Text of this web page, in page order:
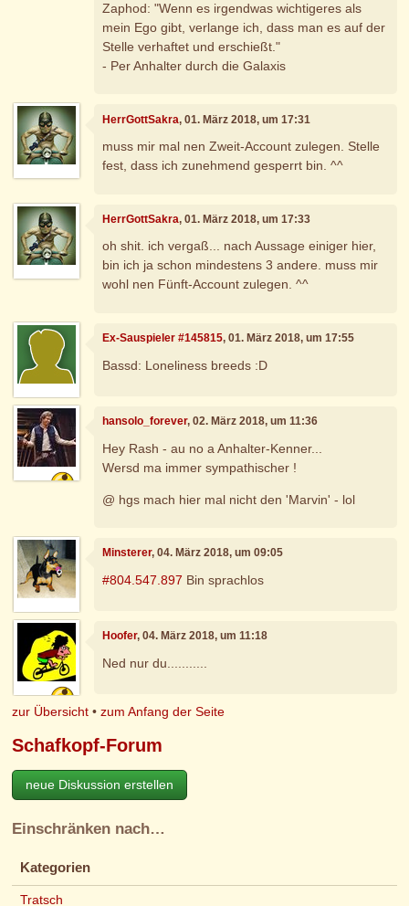
Zaphod: "Wenn es irgendwas wichtigeres als
mein Ego gibt, verlange ich, dass man es auf der
Stelle verhaftet und erschießt."
- Per Anhalter durch die Galaxis
HerrGottSakra, 01. März 2018, um 17:31
muss mir mal nen Zweit-Account zulegen. Stelle
fest, dass ich zunehmend gesperrt bin. ^^
HerrGottSakra, 01. März 2018, um 17:33
oh shit. ich vergaß... nach Aussage einiger hier,
bin ich ja schon mindestens 3 andere. muss mir
wohl nen Fünft-Account zulegen. ^^
Ex-Sauspieler #145815, 01. März 2018, um 17:55
Bassd: Loneliness breeds :D
hansolo_forever, 02. März 2018, um 11:36
Hey Rash - au no a Anhalter-Kenner...
Wersd ma immer sympathischer !
@ hgs mach hier mal nicht den 'Marvin' - lol
Minsterer, 04. März 2018, um 09:05
#804.547.897 Bin sprachlos
Hoofer, 04. März 2018, um 11:18
Ned nur du...........
zur Übersicht •zum Anfang der Seite
Schafkopf-Forum
neue Diskussion erstellen
Einschränken nach…
Kategorien
Tratsch